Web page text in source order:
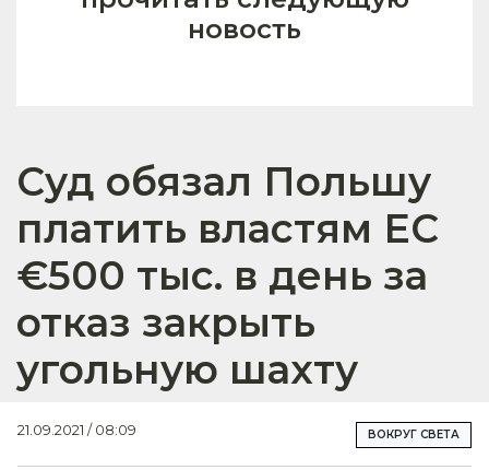
новость
Суд обязал Польшу
платить властям ЕС
€500 тыс. в день за
отказ закрыть
угольную шахту
21.09.2021 / 08:09 ВОКРУГ СВЕТА